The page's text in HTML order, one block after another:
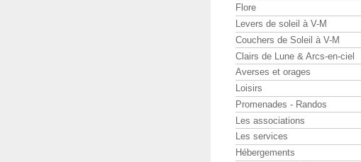
Flore
Levers de soleil à V-M
Couchers de Soleil à V-M
Clairs de Lune & Arcs-en-ciel
Averses et orages
Loisirs
Promenades - Randos
Les associations
Les services
Hébergements